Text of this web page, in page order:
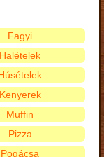
Fagyi
Halételek
Kenyerek
Muffin
Pizza
Pogácsa